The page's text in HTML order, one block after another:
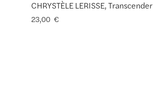
23,00 €